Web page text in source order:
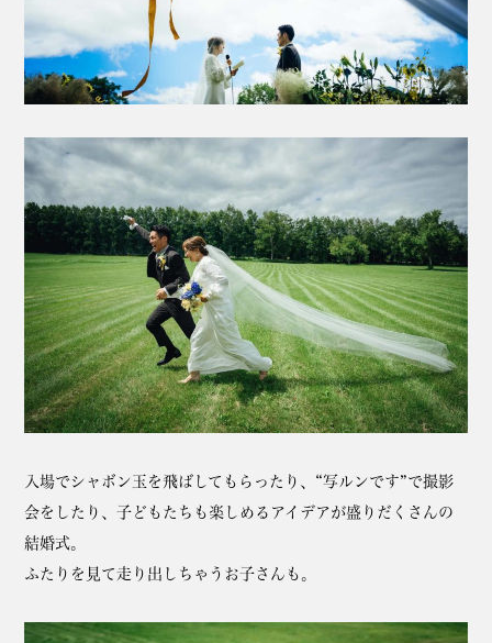
入場でシャボン玉を飛ばしてもらったり、“写ルンです”で撮影
会をしたり、子どもたちも楽しめるアイデアが盛りだくさんの
結婚式。
ふたりを見て走り出しちゃうお子さんも。